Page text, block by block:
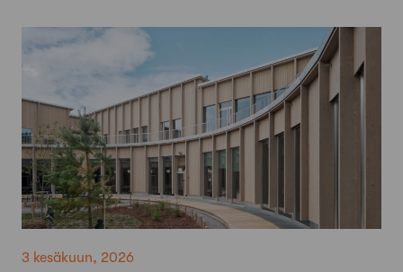
3 kesäkuun, 2026